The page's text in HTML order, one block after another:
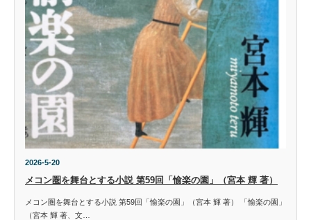
2026-5-20
メコン圏を舞台とする小説 第59回「愉楽の園」（宮本 輝 著）
メコン圏を舞台とする小説 第59回「愉楽の園」（宮本 輝 著） 「愉楽の園」
（宮本 輝 著、文…